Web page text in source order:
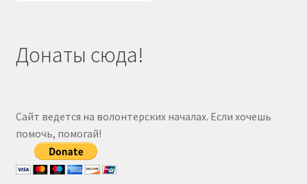
Донаты сюда!
Сайт ведется на волонтерских началах. Если хочешь
помочь, помогай!